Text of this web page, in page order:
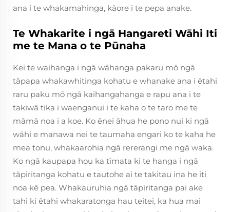
ana i te whakamahinga, kāore i te pepa anake.
Te Whakarite i ngā Hangareti Wāhi Iti
me te Mana o te Pūnaha
Kei te waihanga i ngā wāhanga pakaru mō ngā
tāpapa whakawhitinga kohatu e whanake ana i ētahi
raru paku mō ngā kaihangahanga e rapu ana i te
takiwā tika i waenganui i te kaha o te taro me te
māmā noa i a koe. Ko ēnei āhua he pono nui ki ngā
wāhi e manawa nei te taumaha engari ko te kaha he
mea tonu, whakaarohia ngā rererangi me ngā waka.
Ko ngā kaupapa hou ka tīmata ki te hanga i ngā
tāpiritanga kohatu e tautohe ai te takitau ina he iti
noa kē pea. Whakauruhia ngā tāpiritanga pai ake
tahi ki ētahi whakaratonga hau teitei, ka hua mai